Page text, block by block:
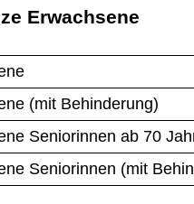
Erwachsene
(mit Behinderung)
Seniorinnen ab 70
Seniorinnen (mit